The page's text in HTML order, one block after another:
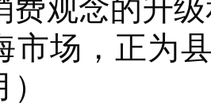
费观念的升
市场，正为